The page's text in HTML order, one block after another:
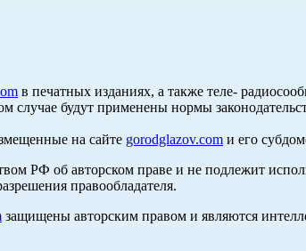
в печатных изданиях, а также теле-
случае будут применены нормы
на сайте gorodglazov.com и его
РФ об авторском праве и не подлежит
правообладателя.
защищены авторским правом и являются